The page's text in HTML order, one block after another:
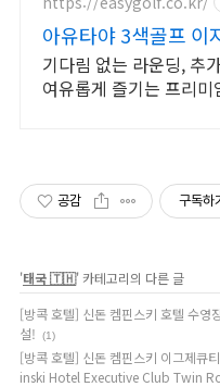
아유타야 3색골프 이
에서 단 40분 거리!
기다림 없는 라운딩, 추
여유롭게 즐기는 프리미
공감 구독하
'태국 🇹🇭' 카테고리의 다른 글
[방콕 호텔] 신돈 켐핀스키 호텔 수영
설!
(1)
[방콕 호텔] 신돈 켐핀스키 이그제큐
inski Hotel Executive Club Twin